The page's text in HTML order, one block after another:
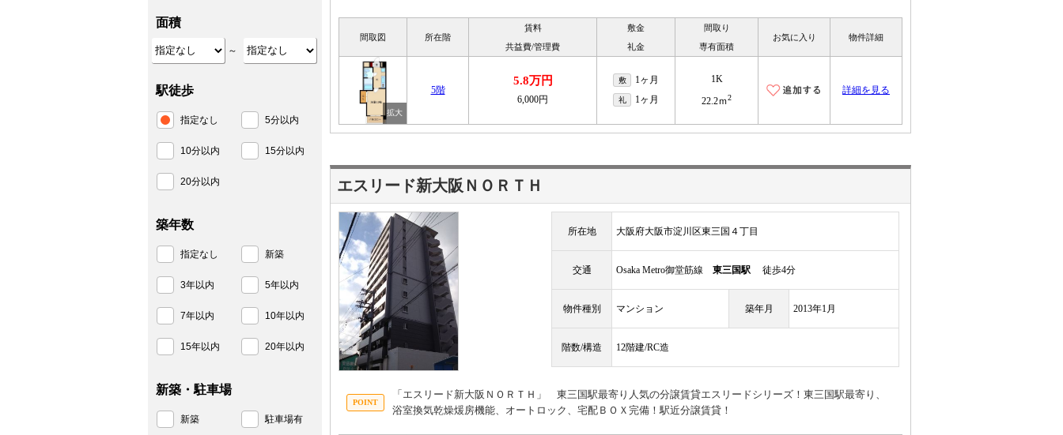
間取図 所在階
賃料
共益費/管理費
敷金
礼金
間取り
専有面積
お気に入り 物件詳細
5階
5.8万円
6,000円
敷 1ヶ月
礼 1ヶ月
1K
22.2ｍ2
詳細を見る
エスリード新大阪ＮＯＲＴＨ
所在地 大阪府大阪市淀川区東三国４丁目
交通 Osaka Metro御堂筋線 東三国駅 徒歩4分
物件種別 マンション 築年月 2013年1月
階数/構造 12階建/RC造
「エスリード新大阪ＮＯＲＴＨ」 東三国駅最寄り人気の分譲賃貸エスリードシリーズ！東三国駅最寄り、
浴室換気乾燥煖房機能、オートロック、宅配ＢＯＸ完備！駅近分譲賃貸！
面積
～
駅徒歩
指定なし 5分以内
10分以内 15分以内
20分以内
築年数
指定なし 新築
3年以内 5年以内
7年以内 10年以内
15年以内 20年以内
新築・駐車場
新築 駐車場有